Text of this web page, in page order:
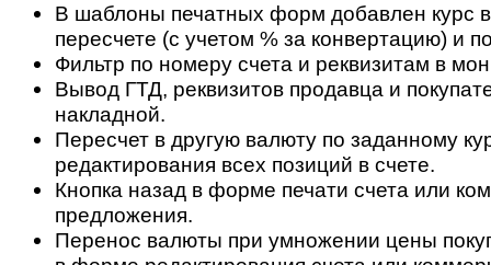
В шаблоны печатных форм добавлен курс
пересчете (с учетом % за конвертацию) и
Фильтр по номеру счета и реквизитам в
Вывод ГТД, реквизитов продавца и
накладной.
Пересчет в другую валюту по заданному
редактирования всех позиций в счете.
Кнопка назад в форме печати счета или
предложения.
Перенос валюты при умножении цены